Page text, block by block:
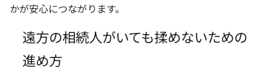
かが安心につながります。
遠方の相続人がいても揉めないための
進め方